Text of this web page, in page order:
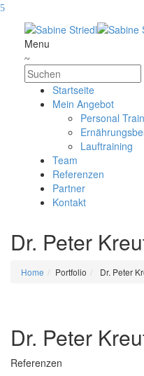
Menu
Startseite
Mein Angebot
Personal
Lauftraining
Team
Referenzen
Partner
Kontakt
Dr. Peter
Home Portfolio Dr. Peter
Dr. Peter
Referenzen